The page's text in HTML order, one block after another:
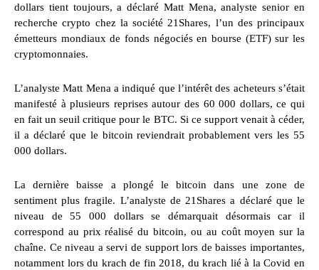
dollars tient toujours, a déclaré Matt Mena, analyste senior en
recherche crypto chez la société 21Shares, l’un des principaux
émetteurs mondiaux de fonds négociés en bourse (ETF) sur les
cryptomonnaies.
L’analyste Matt Mena a indiqué que l’intérêt des acheteurs s’était
manifesté à plusieurs reprises autour des 60 000 dollars, ce qui
en fait un seuil critique pour le BTC. Si ce support venait à céder,
il a déclaré que le bitcoin reviendrait probablement vers les 55
000 dollars.
La dernière baisse a plongé le bitcoin dans une zone de
sentiment plus fragile. L’analyste de 21Shares a déclaré que le
niveau de 55 000 dollars se démarquait désormais car il
correspond au prix réalisé du bitcoin, ou au coût moyen sur la
chaîne. Ce niveau a servi de support lors de baisses importantes,
notamment lors du krach de fin 2018, du krach lié à la Covid en